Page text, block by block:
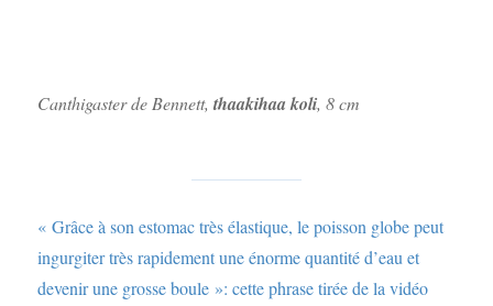
Canthigaster de Bennett,thaakihaa koli, 8 cm
« Grâce à son estomac très élastique, le poisson globe peut
ingurgiter très rapidement une énorme quantité d’eau et
devenir une grosse boule »: cette phrase tirée de la vidéo